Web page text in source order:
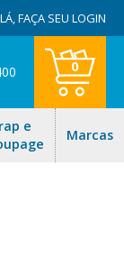
FAÇA SEU LOGIN
0
e
Marcas